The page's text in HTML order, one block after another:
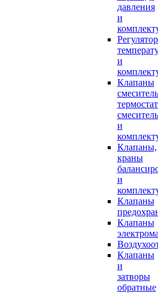
давления
и
и
Клапаны
и
Клапаны,
краны
и
Клапаны
Клапаны
Клапаны
и
затворы
обратные